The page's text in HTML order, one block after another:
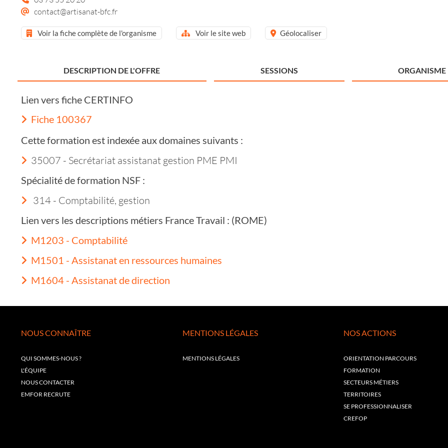
contact@artisanat-bfc.fr
Voir la fiche complète de l'organisme Voir le site web Géolocaliser
DESCRIPTION DE L'OFFRE SESSIONS ORGANISME
Lien vers fiche CERTINFO
Fiche 100367
Cette formation est indexée aux domaines suivants :
35007 - Secrétariat assistanat gestion PME PMI
Spécialité de formation NSF :
314 - Comptabilité, gestion
Lien vers les descriptions métiers France Travail : (ROME)
M1203 - Comptabilité
M1501 - Assistanat en ressources humaines
M1604 - Assistanat de direction
NOUS CONNAÎTRE
QUI SOMMES-NOUS ?
L'ÉQUIPE
NOUS CONTACTER
EMFOR RECRUTE
MENTIONS LÉGALES
MENTIONS LÉGALES
NOS ACTIONS
ORIENTATION PARCOURS
FORMATION
SECTEURS MÉTIERS
TERRITOIRES
SE PROFESSIONNALISER
CREFOP